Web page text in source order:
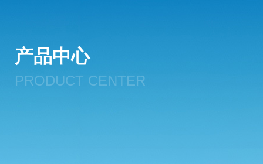
产品中心
PRODUCT CENTER